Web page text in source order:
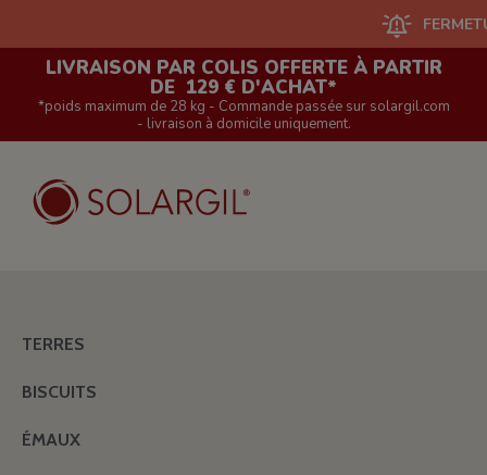
FERMETURE
LIVRAISON PAR COLIS OFFERTE À PARTIR
DE 129 € D'ACHAT*
*poids maximum de 28 kg - Commande passée sur solargil.com
- livraison à domicile uniquement.
TERRES
BISCUITS
ÉMAUX